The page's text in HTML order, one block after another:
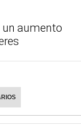
un aumento